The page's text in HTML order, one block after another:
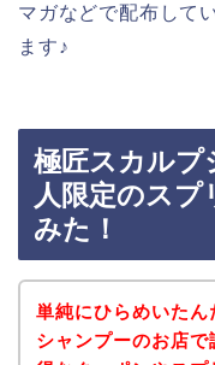
マガなどで配布して
ます♪
極匠スカルプ
人限定のス
みた！
単純にひらめいた
シャンプーのお店